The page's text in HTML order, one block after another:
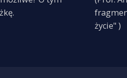
życie" )